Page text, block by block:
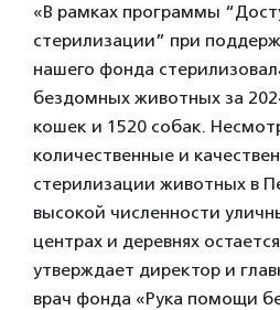
«В рамках программы
стерилизации” при
нашего фонда
бездомных животных за
кошек и 1520 собак.
количественные и
стерилизации животных в
высокой численности
центрах и деревнях
утверждает директор и
врач фонда «Рука помощи